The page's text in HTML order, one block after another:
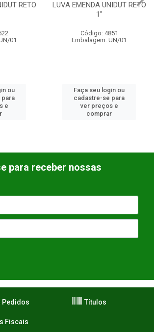
LUVA EMENDA UNIDUT RETO
Embalagem: UN/01
Faça seu login ou
cadastre-se para
LUVA
para receber nossas
Pedidos Títulos
Fiscais